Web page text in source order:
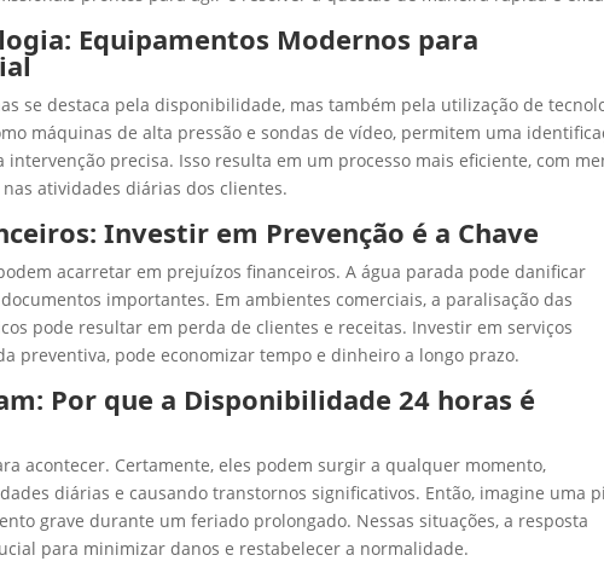
Equipamentos Modernos para
se destaca pela disponibilidade, mas também pela utilização de
máquinas de alta pressão e sondas de vídeo, permitem uma
precisa. Isso resulta em um processo mais eficiente, com
atividades diárias dos clientes.
Investir em Prevenção é a Chave
acarretar em prejuízos financeiros. A água parada pode danificar
importantes. Em ambientes comerciais, a paralisação das
pode resultar em perda de clientes e receitas. Investir em serviços
preventiva, pode economizar tempo e dinheiro a longo prazo.
Por que a Disponibilidade 24 horas é
acontecer. Certamente, eles podem surgir a qualquer momento,
diárias e causando transtornos significativos. Então, imagine uma
grave durante um feriado prolongado. Nessas situações, a resposta
para minimizar danos e restabelecer a normalidade.